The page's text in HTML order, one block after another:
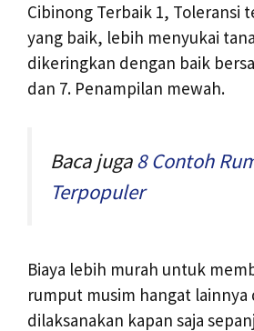
Cibinong Terbaik 1, Toleransi
yang baik, lebih menyukai
dikeringkan dengan baik
dan 7. Penampilan mewah.
Baca juga8 Contoh
Terpopuler
Biaya lebih murah untuk
rumput musim hangat lainnya
dilaksanakan kapan saja